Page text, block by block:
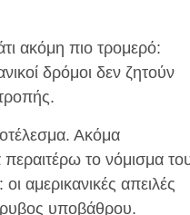
ακόμη πιο τρομερό:
δρόμοι δεν ζητούν
Ακόμα
το νόμισμα
αμερικανικές απειλές
υποβάθρου.